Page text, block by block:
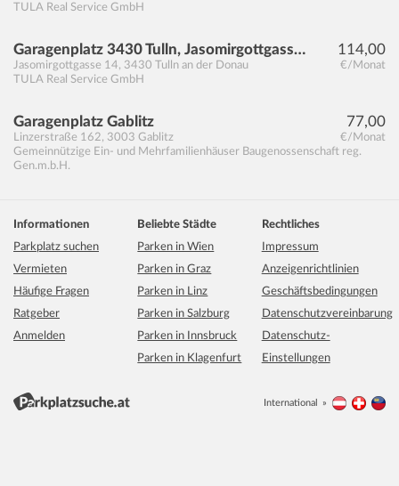
TULA Real Service GmbH
114,00
€/Monat
Garagenplatz 3430 Tulln, Jasomirgottgasse 14
Jasomirgottgasse 14, 3430 Tulln an der Donau
TULA Real Service GmbH
77,00
€/Monat
Garagenplatz Gablitz
Linzerstraße 162, 3003 Gablitz
Gemeinnützige Ein- und Mehrfamilienhäuser Baugenossenschaft reg.
Gen.m.b.H.
Informationen
Parkplatz suchen
Vermieten
Häufige Fragen
Ratgeber
Anmelden
Beliebte Städte
Parken in Wien
Parken in Graz
Parken in Linz
Parken in Salzburg
Parken in Innsbruck
Parken in Klagenfurt
Rechtliches
Impressum
Anzeigenrichtlinien
Geschäftsbedingungen
Datenschutzvereinbarung
Datenschutz-
Einstellungen
International Österreich